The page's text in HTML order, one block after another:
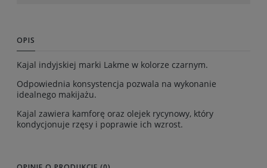
OPIS
Kajal indyjskiej marki Lakme w kolorze czarnym.
Odpowiednia konsystencja pozwala na wykonanie
idealnego makijażu.
Kajal zawiera kamforę oraz olejek rycynowy, który
kondycjonuje rzęsy i poprawie ich wzrost.